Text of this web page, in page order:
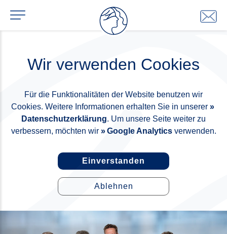
Wir verwenden Cookies
Für die Funktionalitäten der Website benutzen wir
Cookies. Weitere Informationen erhalten Sie in unserer
Datenschutzerklärung. Um unsere Seite weiter zu
verbessern, möchten wir
Google Analyticsverwenden.
Einverstanden
Ablehnen